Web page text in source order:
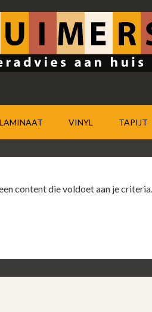
LAMINAAT VINYL TAPIJT
content die voldoet aan je criteria.